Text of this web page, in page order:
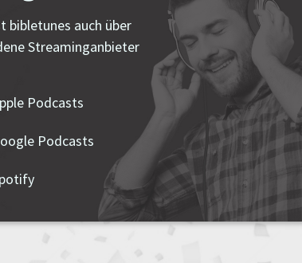
bibletunes auch über
Streaminganbieter
Podcasts
Podcasts